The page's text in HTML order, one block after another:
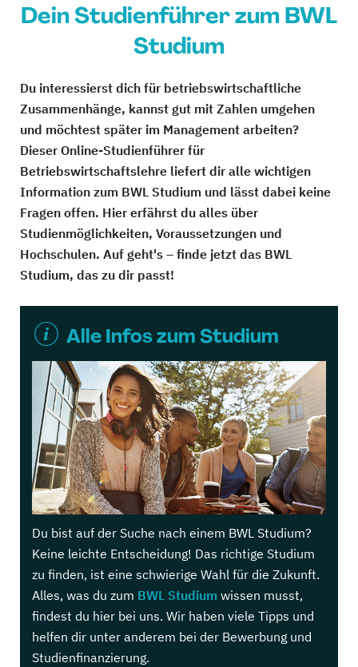
Dein Studienführer zum BWL
Studium
Du interessierst dich für betriebswirtschaftliche
Zusammenhänge, kannst gut mit Zahlen umgehen
und möchtest später im Management arbeiten?
Dieser Online-Studienführer für
Betriebswirtschaftslehre liefert dir alle wichtigen
Information zum BWL Studium und lässt dabei keine
Fragen offen. Hier erfährst du alles über
Studienmöglichkeiten, Voraussetzungen und
Hochschulen. Auf geht's – finde jetzt das BWL
Studium, das zu dir passt!
Alle Infos zum Studium
Du bist auf der Suche nach einem BWL Studium?
Keine leichte Entscheidung! Das richtige Studium
zu finden, ist eine schwierige Wahl für die Zukunft.
Alles, was du zum BWL Studium wissen musst,
findest du hier bei uns. Wir haben viele Tipps und
helfen dir unter anderem bei der Bewerbung und
Studienfinanzierung.